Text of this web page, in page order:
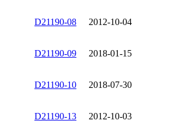
D21190-08 2012-10-04
D21190-09 2018-01-15
D21190-10 2018-07-30
D21190-13 2012-10-03